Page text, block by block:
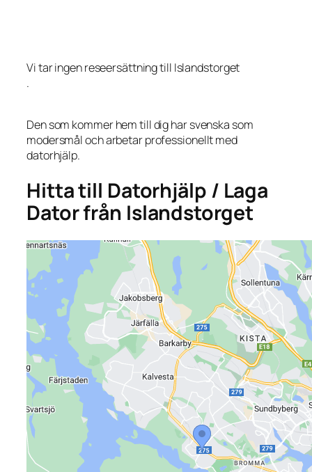
Vi tar ingen reseersättning till Islandstorget
.
Den som kommer hem till dig har svenska som
modersmål och arbetar professionellt med
datorhjälp.
Hitta till Datorhjälp / Laga
Dator från Islandstorget